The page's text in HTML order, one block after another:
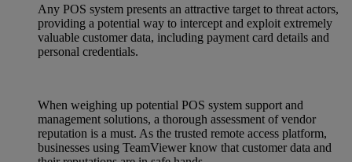
Any POS system presents an attractive target to threat actors,
providing a potential way to intercept and exploit extremely
valuable customer data, including payment card details and
personal credentials.
When weighing up potential POS system support and
management solutions, a thorough assessment of vendor
reputation is a must. As the trusted remote access platform,
businesses using TeamViewer know that customer data and